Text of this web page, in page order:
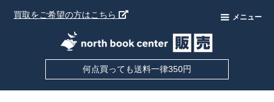
買取をご希望の方はこちら メニュー
何点買っても送料一律350円